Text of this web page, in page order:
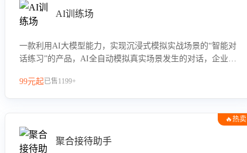
AI训练场
一款利用AI大模型能力，实现沉浸式模拟实战场景的“智能对
话练习”的产品，AI全自动模拟真实场景发生的对话，企业可
力。
99元起已售1199+
🔥热卖
聚合接待助手